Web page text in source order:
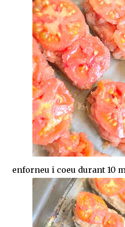
enforneu i coeu durant 10